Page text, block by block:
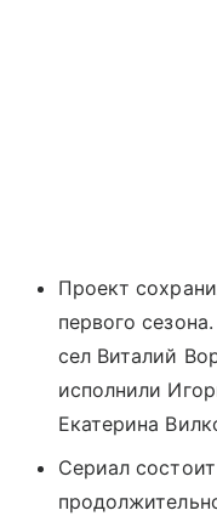
Проект
первого
сел Виталий
исполнили
Екатерина
Сериал